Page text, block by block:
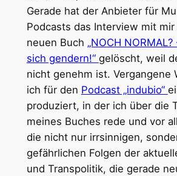
Gerade hat der Anbieter für
Podcasts das Interview mit
neuen Buch „NOCH
sich gendern!“ gelöscht, weil
nicht genehm ist. Vergangene
ich für den Podcast „indubio“
produziert, in der ich über die
meines Buches rede und vor
die nicht nur irrsinnigen,
gefährlichen Folgen der
und Transpolitik, die gerade